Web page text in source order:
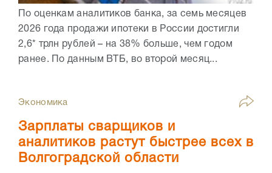
По оценкам аналитиков банка, за семь месяцев
2026 года продажи ипотеки в России достигли
2,6* трлн рублей – на 38% больше, чем годом
ранее. По данным ВТБ, во второй месяц...
Экономика
Зарплаты сварщиков и
аналитиков растут быстрее всех в
Волгоградской области